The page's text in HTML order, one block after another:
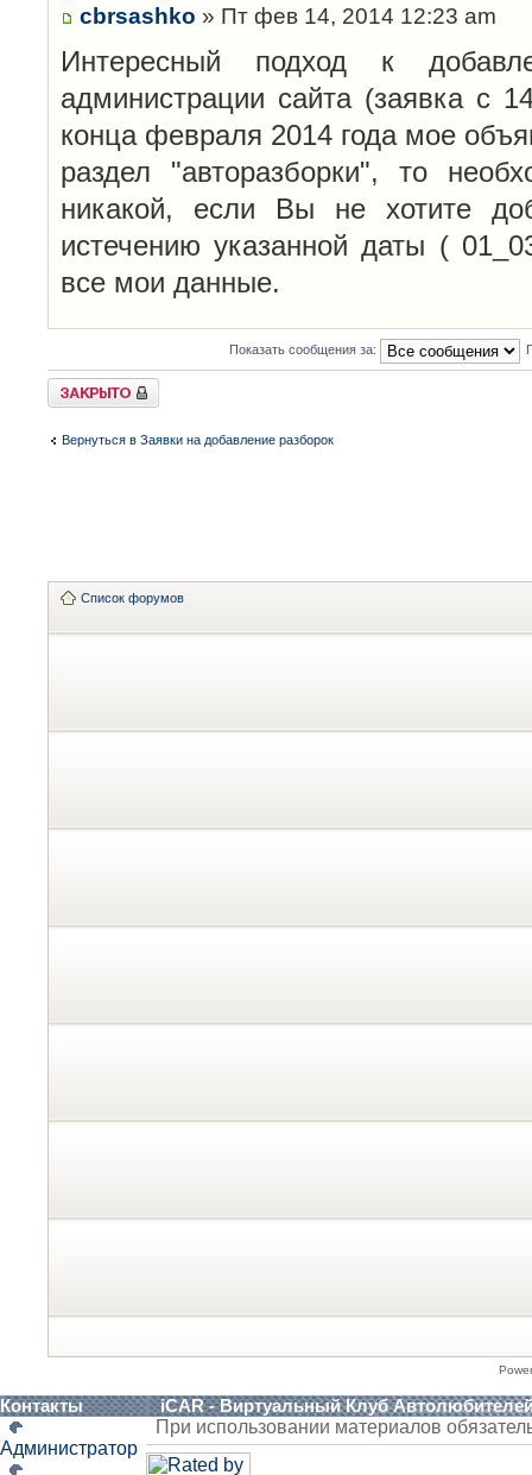
cbrsashko » Пт фев 14, 2014 12:23 am
Интересный подход к
администрации сайта (заявка с
конца февраля 2014 года мое
раздел "авторазборки", то
никакой, если Вы не хотите
истечению указанной даты (
все мои данные.
Показать сообщения за:
Закрыто
Вернуться в Заявки на добавление разборок
Список форумов
Контакты iCAR - Виртуальный Клуб
Администратор
При использовании материалов